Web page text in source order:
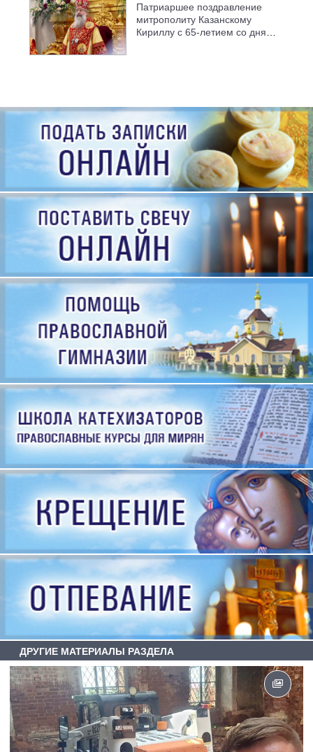
Патриаршее поздравление
митрополиту Казанскому
Кириллу с 65-летием со дня
ДРУГИЕ МАТЕРИАЛЫ РАЗДЕЛА